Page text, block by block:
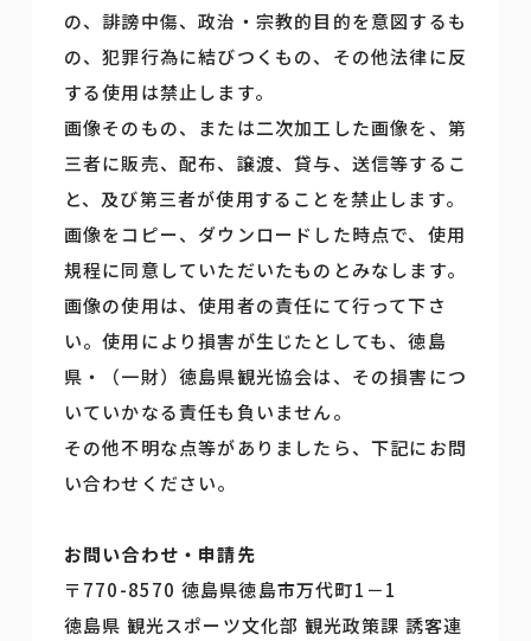
の、誹謗中傷、政治・宗教的目的を意図するも
の、犯罪行為に結びつくもの、その他法律に反
する使用は禁止します。
画像そのもの、または二次加工した画像を、第
三者に販売、配布、譲渡、貸与、送信等するこ
と、及び第三者が使用することを禁止します。
画像をコピー、ダウンロードした時点で、使用
規程に同意していただいたものとみなします。
画像の使用は、使用者の責任にて行って下さ
い。使用により損害が生じたとしても、徳島
県・（一財）徳島県観光協会は、その損害につ
いていかなる責任も負いません。
その他不明な点等がありましたら、下記にお問
い合わせください。
お問い合わせ・申請先
〒770-8570 徳島県徳島市万代町1－1
徳島県 観光スポーツ文化部 観光政策課 誘客連